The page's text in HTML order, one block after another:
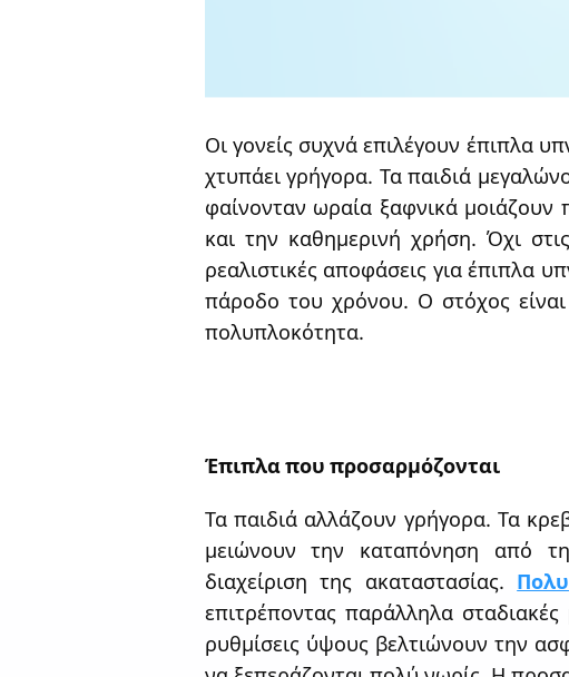
Οι γονείς συχνά επιλέγουν έπιπλα
χτυπάει γρήγορα. Τα παιδιά
φαίνονταν ωραία ξαφνικά μοιάζουν
και την καθημερινή χρήση. Όχι
ρεαλιστικές αποφάσεις για έπιπλα
πάροδο του χρόνου. Ο στόχος
πολυπλοκότητα.
Έπιπλα που προσαρμόζονται
Τα παιδιά αλλάζουν γρήγορα. Τα
μειώνουν την καταπόνηση από
διαχείριση της ακαταστασίας.
επιτρέποντας παράλληλα
ρυθμίσεις ύψους βελτιώνουν την